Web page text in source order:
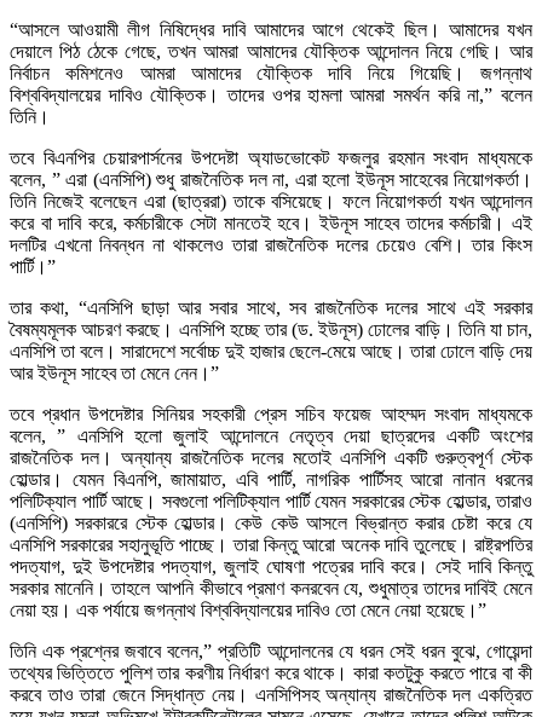
“আসলে আওয়ামী লীগ নিষিদ্ধের দাবি আমাদের আগে থেকেই ছিল। আমাদের যখন
দেয়ালে পিঠ ঠেকে গেছে, তখন আমরা আমাদের যৌক্তিক আন্দোলন নিয়ে গেছি। আর
নির্বাচন কমিশনেও আমরা আমাদের যৌক্তিক দাবি নিয়ে গিয়েছি। জগন্নাথ
বিশ্ববিদ্যালয়ের দাবিও যৌক্তিক। তাদের ওপর হামলা আমরা সমর্থন করি না,” বলেন
তিনি।
তবে বিএনপির চেয়ারপার্সনের উপদেষ্টা অ্যাডভোকেট ফজলুর রহমান সংবাদ মাধ্যমকে
বলেন, ” এরা (এনসিপি) শুধু রাজনৈতিক দল না, এরা হলো ইউনূস সাহেবের নিয়োগকর্তা।
তিনি নিজেই বলেছেন এরা (ছাত্ররা) তাকে বসিয়েছে। ফলে নিয়োগকর্তা যখন আন্দোলন
করে বা দাবি করে, কর্মচারীকে সেটা মানতেই হবে। ইউনূস সাহেব তাদের কর্মচারী। এই
দলটির এখনো নিবন্ধন না থাকলেও তারা রাজনৈতিক দলের চেয়েও বেশি। তার কিংস
পার্টি।”
তার কথা, “এনসিপি ছাড়া আর সবার সাথে, সব রাজনৈতিক দলের সাথে এই সরকার
বৈষম্যমূলক আচরণ করছে। এনসিপি হচ্ছে তার (ড. ইউনূস) ঢোলের বাড়ি। তিনি যা চান,
এনসিপি তা বলে। সারাদেশে সর্বোচ্চ দুই হাজার ছেলে-মেয়ে আছে। তারা ঢোলে বাড়ি দেয়
আর ইউনূস সাহেব তা মেনে নেন।”
তবে প্রধান উপদেষ্টার সিনিয়র সহকারী প্রেস সচিব ফয়েজ আহম্মদ সংবাদ মাধ্যমকে
বলেন, ” এনসিপি হলো জুলাই আন্দোলনে নেতৃত্ব দেয়া ছাত্রদের একটি অংশের
রাজনৈতিক দল। অন্যান্য রাজনৈতিক দলের মতোই এনসিপি একটি গুরুত্বপূর্ণ স্টেক
হোল্ডার। যেমন বিএনপি, জামায়াত, এবি পার্টি, নাগরিক পার্টিসহ আরো নানান ধরনের
পলিটিক্যাল পার্টি আছে। সবগুলো পলিটিক্যাল পার্টি যেমন সরকারের স্টেক হোল্ডার, তারাও
(এনসিপি) সরকাররে স্টেক হোল্ডার। কেউ কেউ আসলে বিভ্রান্ত করার চেষ্টা করে যে
এনসিপি সরকারের সহানুভূতি পাচ্ছে। তারা কিন্তু আরো অনেক দাবি তুলেছে। রাষ্ট্রপতির
পদত্যাগ, দুই উপদেষ্টার পদত্যাগ, জুলাই ঘোষণা পত্রের দাবি করে। সেই দাবি কিন্তু
সরকার মানেনি। তাহলে আপনি কীভাবে প্রমাণ কনরবেন যে, শুধুমাত্র তাদের দাবিই মেনে
নেয়া হয়। এক পর্যায়ে জগন্নাথ বিশ্ববিদ্যালয়ের দাবিও তো মেনে নেয়া হয়েছে।”
তিনি এক প্রশ্নের জবাবে বলেন,” প্রতিটি আন্দোলনের যে ধরন সেই ধরন বুঝে, গোয়েন্দা
তথ্যের ভিত্তিতে পুলিশ তার করণীয় নির্ধারণ করে থাকে। কারা কতটুকু করতে পারে বা কী
করবে তাও তারা জেনে সিদ্ধান্ত নেয়। এনসিপিসহ অন্যান্য রাজনৈতিক দল একত্রিত